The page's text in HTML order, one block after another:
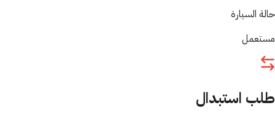
حالة السيارة
مستعمل
طلب استبدال